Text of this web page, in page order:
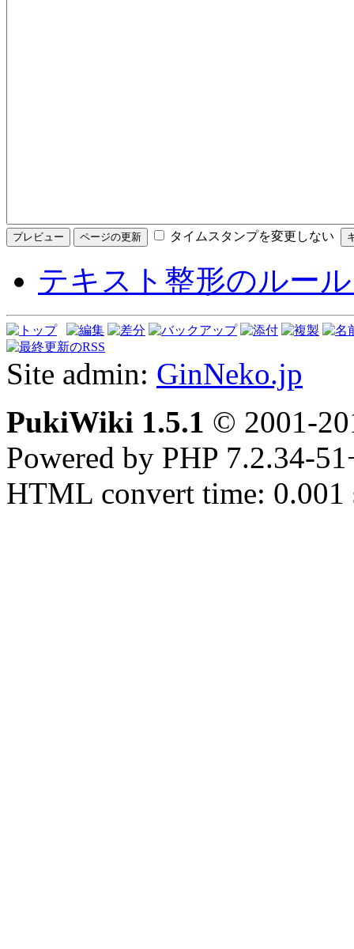
タイムスタンプを変更しない
テキスト整形のルー
Site admin: GinNeko.jp
PukiWiki 1.5.1 © 2001-
Powered by PHP 7.2.34-
HTML convert time: 0.001